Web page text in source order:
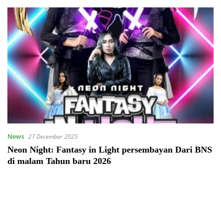
News 27 December 2025
Neon Night: Fantasy in Light persembayan Dari BNS
di malam Tahun baru 2026